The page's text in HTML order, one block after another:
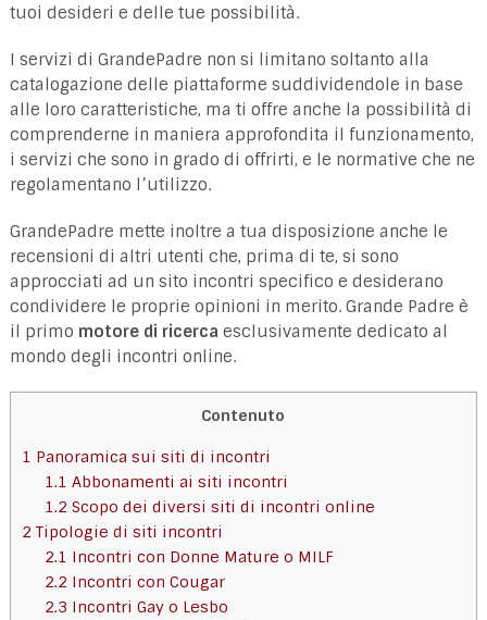
tuoi desideri e delle tue possibilità.
I servizi di GrandePadre non si limitano soltanto alla
catalogazione delle piattaforme suddividendole in base
alle loro caratteristiche, ma ti offre anche la possibilità di
comprenderne in maniera approfondita il funzionamento,
i servizi che sono in grado di offrirti, e le normative che ne
regolamentano l’utilizzo.
GrandePadre mette inoltre a tua disposizione anche le
recensioni di altri utenti che, prima di te, si sono
approcciati ad un sito incontri specifico e desiderano
condividere le proprie opinioni in merito. Grande Padre è
il primo motore di ricerca esclusivamente dedicato al
mondo degli incontri online.
Contenuto
1 Panoramica sui siti di incontri
1.1 Abbonamenti ai siti incontri
1.2 Scopo dei diversi siti di incontri online
2 Tipologie di siti incontri
2.1 Incontri con Donne Mature o MILF
2.2 Incontri con Cougar
2.3 Incontri Gay o Lesbo